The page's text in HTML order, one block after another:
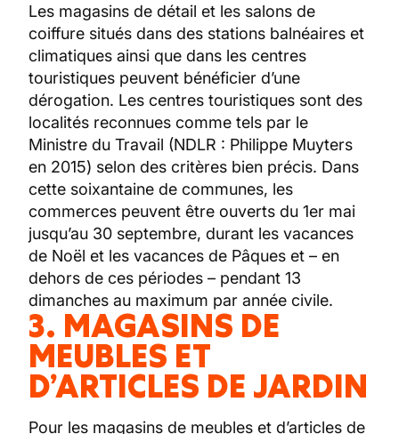
Les magasins de détail et les salons de
coiffure situés dans des stations balnéaires et
climatiques ainsi que dans les centres
touristiques peuvent bénéficier d’une
dérogation. Les centres touristiques sont des
localités reconnues comme tels par le
Ministre du Travail (NDLR : Philippe Muyters
en 2015) selon des critères bien précis. Dans
cette soixantaine de communes, les
commerces peuvent être ouverts du 1er mai
jusqu’au 30 septembre, durant les vacances
de Noël et les vacances de Pâques et – en
dehors de ces périodes – pendant 13
dimanches au maximum par année civile.
3. MAGASINS DE
MEUBLES ET
D’ARTICLES DE JARDIN
Pour les magasins de meubles et d’articles de